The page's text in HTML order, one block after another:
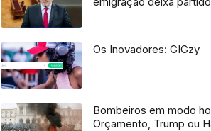
Os Inovadores: GIGzy
Bombeiros em modo
Orçamento, Trump ou